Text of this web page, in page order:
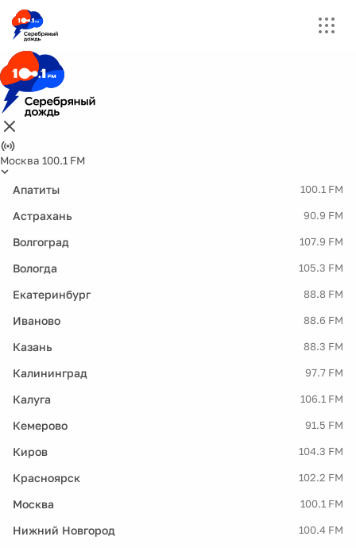
Москва 100.1 FM
Апатиты 100.1 FM
Астрахань 90.9 FM
Волгоград 107.9 FM
Вологда 105.3 FM
Екатеринбург 88.8 FM
Иваново 88.6 FM
Казань 88.3 FM
Калининград 97.7 FM
Калуга 106.1 FM
Кемерово 91.5 FM
Киров 104.3 FM
Красноярск 102.2 FM
Москва 100.1 FM
Нижний Новгород 100.4 FM